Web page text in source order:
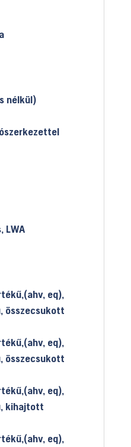
nélkül)
LWA
eq),
összecsukott
eq),
összecsukott
eq),
kihajtott
eq),